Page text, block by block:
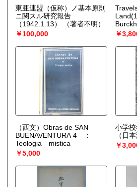
東亜連盟（仮称）ノ基本原則
ニ関スル研究報告
（1942.1.13）
（著者不明）
￥100,000
￥
（西文）Obras de SAN
BUENAVENTURA 4 ：
Teologia mistica
￥5,000
小学
（日
￥